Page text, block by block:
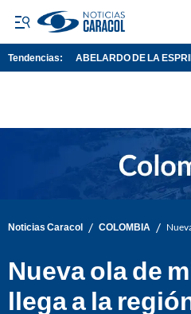
Tendencias: ABELARDO DE LA
Noticias Caracol / COLOMBIA /
Nueva ola de
llega a la